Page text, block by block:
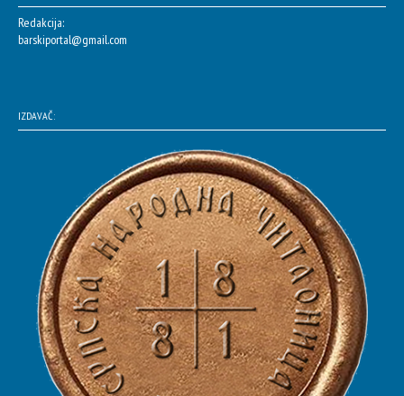
Redakcija:
barskiportal@gmail.com
IZDAVAČ: